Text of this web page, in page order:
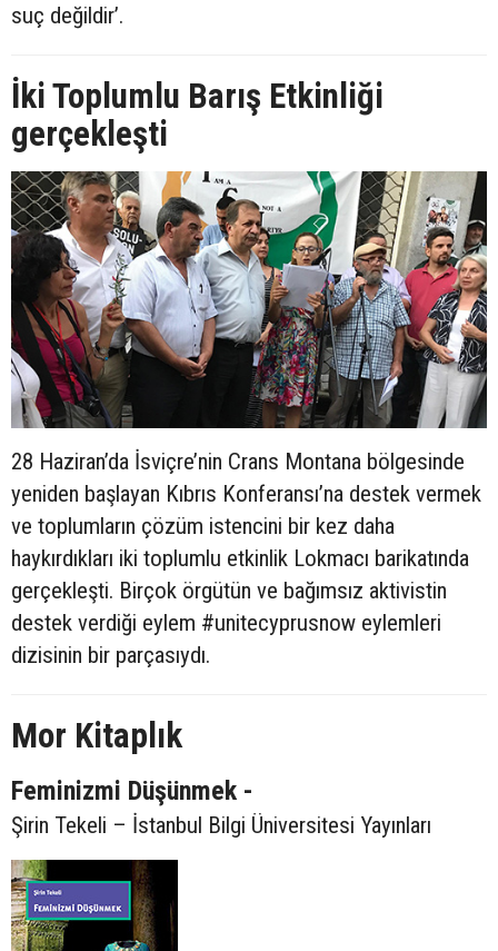
suç değildir’.
İki Toplumlu Barış Etkinliği
gerçekleşti
28 Haziran’da İsviçre’nin Crans Montana bölgesinde
yeniden başlayan Kıbrıs Konferansı’na destek vermek
ve toplumların çözüm istencini bir kez daha
haykırdıkları iki toplumlu etkinlik Lokmacı barikatında
gerçekleşti. Birçok örgütün ve bağımsız aktivistin
destek verdiği eylem #unitecyprusnow eylemleri
dizisinin bir parçasıydı.
Mor Kitaplık
Feminizmi Düşünmek -
Şirin Tekeli – İstanbul Bilgi Üniversitesi Yayınları